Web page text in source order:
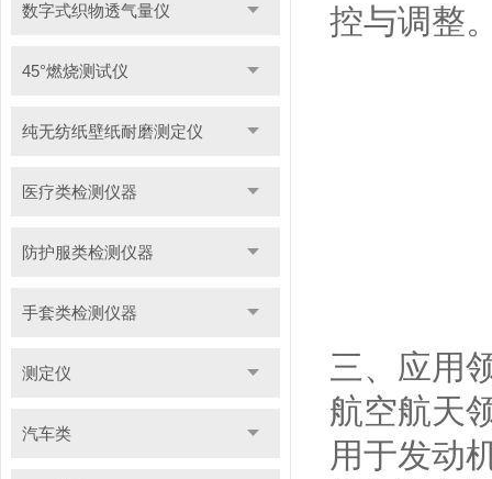
数字式织物透气量仪
45°燃烧测试仪
纯无纺纸壁纸耐磨测定仪
医疗类检测仪器
防护服类检测仪器
手套类检测仪器
测定仪
汽车类
控与调整
三、应用
航空航天
用于发动